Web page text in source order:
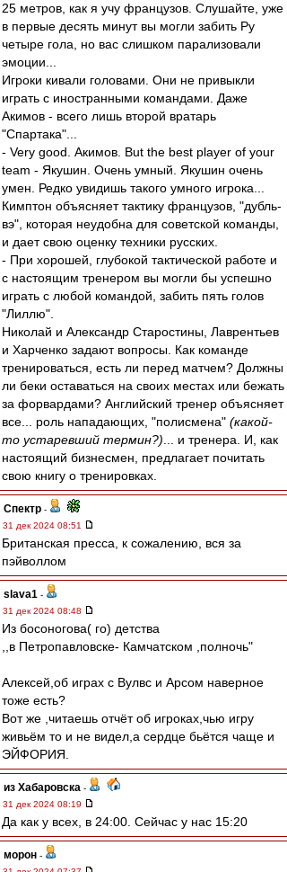
25 метров, как я учу французов. Слушайте, уже
в первые десять минут вы могли забить Ру
четыре гола, но вас слишком парализовали
эмоции...
Игроки кивали головами. Они не привыкли
играть с иностранными командами. Даже
Акимов - всего лишь второй вратарь
"Спартака"...
- Very good. Акимов. But the best player of your
team - Якушин. Очень умный. Якушин очень
умен. Редко увидишь такого умного игрока...
Кимптон объясняет тактику французов, "дубль-
вэ", которая неудобна для советской команды,
и дает свою оценку техники русских.
- При хорошей, глубокой тактической работе и
с настоящим тренером вы могли бы успешно
играть с любой командой, забить пять голов
"Лиллю".
Николай и Александр Старостины, Лаврентьев
и Харченко задают вопросы. Как команде
тренироваться, есть ли перед матчем? Должны
ли беки оставаться на своих местах или бежать
за форвардами? Английский тренер объясняет
все... роль нападающих, "полисмена" (какой-
то устаревший термин?) ... и тренера. И, как
настоящий бизнесмен, предлагает почитать
свою книгу о тренировках.
Спектр -
31 дек 2024 08:51
Британская пресса, к сожалению, вся за
пэйволлом
slava1 -
31 дек 2024 08:48
Из босоногова( го) детства
,,в Петропавловске- Камчатском ,полночь"
Алексей,об играх с Вулвс и Арсом наверное
тоже есть?
Вот же ,читаешь отчёт об игроках,чью игру
живьём то и не видел,а сердце бьётся чаще и
ЭЙФОРИЯ.
из Хабаровска -
31 дек 2024 08:19
Да как у всех, в 24:00. Сейчас у нас 15:20
морон -